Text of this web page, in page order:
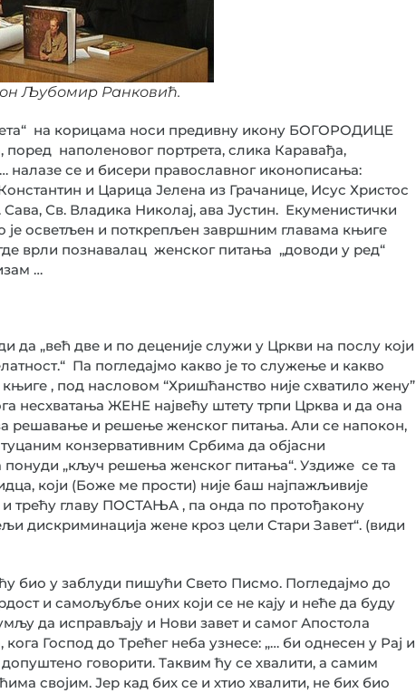
Љубомир Ранковић.
на корицама носи предивну икону БОГОРОДИЦЕ
наполеновог портрета, слика Каравађа,
налазе се и бисери православног иконописања:
и Царица Јелена из Грачанице, Исус Христос
Св. Владика Николај, ава Јустин. Екуменистички
је осветљен и поткрепљен завршним главама књиге
врли познавалац женског питања „доводи у ред“
…
да „већ две и по деценије служи у Цркви на послу који
Па погледајмо какво је то служење и какво
, под насловом “Хришћанство није схватило жену”
несхватања ЖЕНЕ највећу штету трпи Црква и да она
решавање и решење женског питања. Али се напокон,
конзервативним Србима да објасни
понуди „кључ решења женског питања“. Уздиже се та
који (Боже ме прости) није баш најпажљивије
и трећу главу ПОСТАЊА , па онда по протођакону
дискриминација жене кроз цели Стари Завет“. (види
био у заблуди пишући Свето Писмо. Погледајмо до
и самољубље оних који се не кају и неће да буду
да исправљају и Нови завет и самог Апостола
Господ до Трећег неба узнесе: „… би однесен у Рај и
допуштено говорити. Таквим ћу се хвалити, а самим
својим. Јер кад бих се и хтио хвалити, не бих био